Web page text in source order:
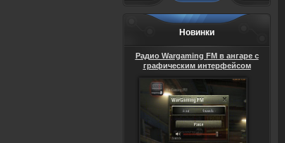
Новинки
Радио Wargaming FM в ангаре с
графическим интерфейсом